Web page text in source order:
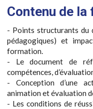
Contenu de
- Points structurants du
pédagogiques) et
formation.
- Le document de
compétences,
- Conception d’une
animation et évaluation
- Les conditions de